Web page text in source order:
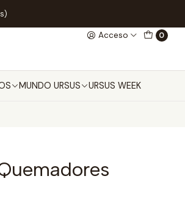
Acceso 0
MUNDO URSUS URSUS WEEK